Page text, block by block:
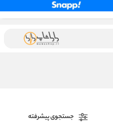
جستجوی پیشرفته